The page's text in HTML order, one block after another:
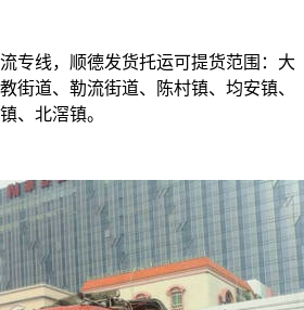
专线，顺德发货托运可提货范围：大
街道、勒流街道、陈村镇、均安镇、
、北滘镇。